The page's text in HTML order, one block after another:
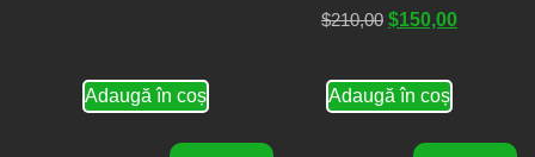
Adaugă în coș
$210,00 $150,00
Adaugă în coș